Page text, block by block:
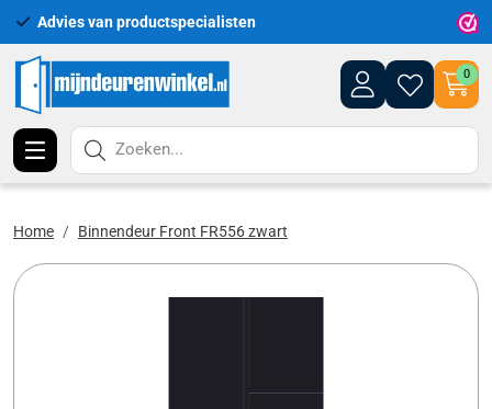
Advies van productspecialisten
0
Zoeken...
Home Binnendeur Front FR556 zwart